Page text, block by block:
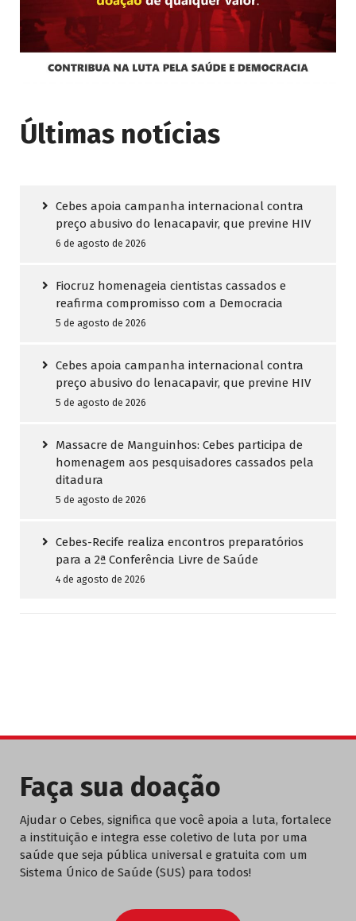
Últimas notícias
Cebes apoia campanha internacional contra
preço abusivo do lenacapavir, que previne HIV
6 de agosto de 2026
Fiocruz homenageia cientistas cassados e
reafirma compromisso com a Democracia
5 de agosto de 2026
Cebes apoia campanha internacional contra
preço abusivo do lenacapavir, que previne HIV
5 de agosto de 2026
Massacre de Manguinhos: Cebes participa de
homenagem aos pesquisadores cassados pela
ditadura
5 de agosto de 2026
Cebes-Recife realiza encontros preparatórios
para a 2ª Conferência Livre de Saúde
4 de agosto de 2026
Faça sua doação
Ajudar o Cebes, significa que você apoia a luta, fortalece
a instituição e integra esse coletivo de luta por uma
saúde que seja pública universal e gratuita com um
Sistema Único de Saúde (SUS) para todos!